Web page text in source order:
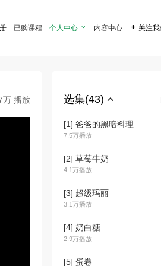
已购课程 个人中心  内容中心  关注我
万 播放 选集(43)
[1] 爸爸的黑暗料理
7.5万播放
[2] 草莓牛奶
4.1万播放
[3] 超级玛丽
3.1万播放
[4] 奶白糖
2.9万播放
[5] 蛋卷